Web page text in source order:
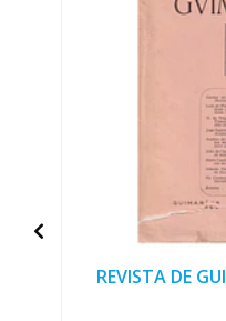
REVISTA DE